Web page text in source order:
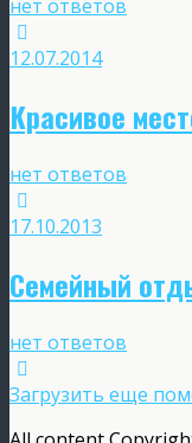
нет ответов
12.07.2014
Красивое
нет ответов
17.10.2013
Семейный
нет ответов
Загрузить еще